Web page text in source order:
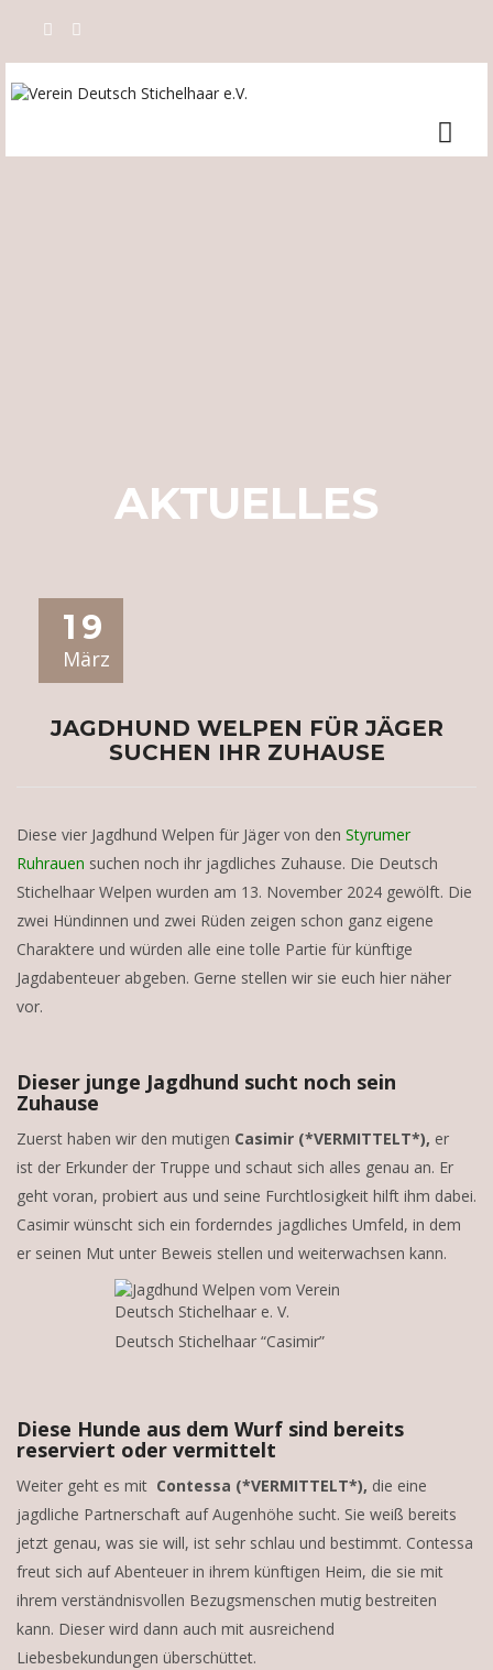
AKTUELLES
19
März
JAGDHUND WELPEN FÜR JÄGER
SUCHEN IHR ZUHAUSE
Diese vier Jagdhund Welpen für Jäger von den Styrumer
Ruhrauen suchen noch ihr jagdliches Zuhause. Die Deutsch
Stichelhaar Welpen wurden am 13. November 2024 gewölft. Die
zwei Hündinnen und zwei Rüden zeigen schon ganz eigene
Charaktere und würden alle eine tolle Partie für künftige
Jagdabenteuer abgeben. Gerne stellen wir sie euch hier näher
vor.
Dieser junge Jagdhund sucht noch sein
Zuhause
Zuerst haben wir den mutigen Casimir (*VERMITTELT*), er
ist der Erkunder der Truppe und schaut sich alles genau an. Er
geht voran, probiert aus und seine Furchtlosigkeit hilft ihm dabei.
Casimir wünscht sich ein forderndes jagdliches Umfeld, in dem
er seinen Mut unter Beweis stellen und weiterwachsen kann.
Deutsch Stichelhaar “Casimir”
Diese Hunde aus dem Wurf sind bereits
reserviert oder vermittelt
Weiter geht es mit Contessa (*VERMITTELT*), die eine
jagdliche Partnerschaft auf Augenhöhe sucht. Sie weiß bereits
jetzt genau, was sie will, ist sehr schlau und bestimmt. Contessa
freut sich auf Abenteuer in ihrem künftigen Heim, die sie mit
ihrem verständnisvollen Bezugsmenschen mutig bestreiten
kann. Dieser wird dann auch mit ausreichend
Liebesbekundungen überschüttet.